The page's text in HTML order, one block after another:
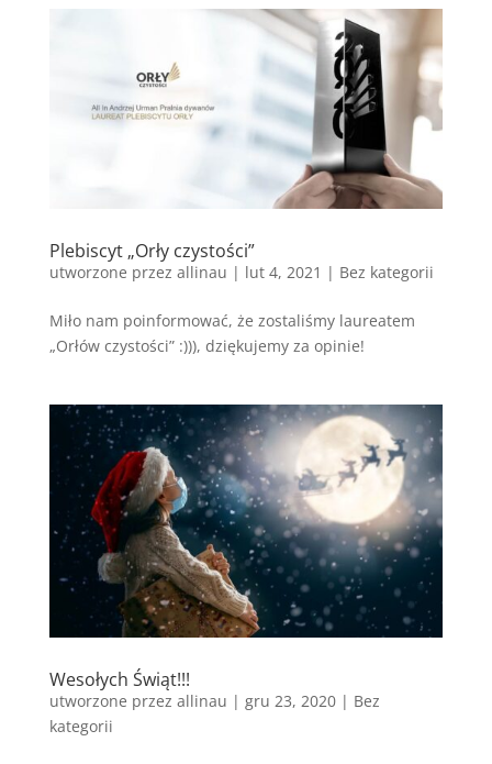
Plebiscyt „Orły czystości”
utworzone przez allinau | lut 4, 2021 | Bez kategorii
Miło nam poinformować, że zostaliśmy laureatem
„Orłów czystości” :))), dziękujemy za opinie!
Wesołych Świąt!!!
utworzone przez allinau | gru 23, 2020| Bez
kategorii